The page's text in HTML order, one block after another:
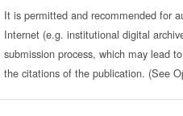
It is permitted and recommended for
Internet (e.g. institutional digital
submission process, which may lead
the citations of the publication. (See